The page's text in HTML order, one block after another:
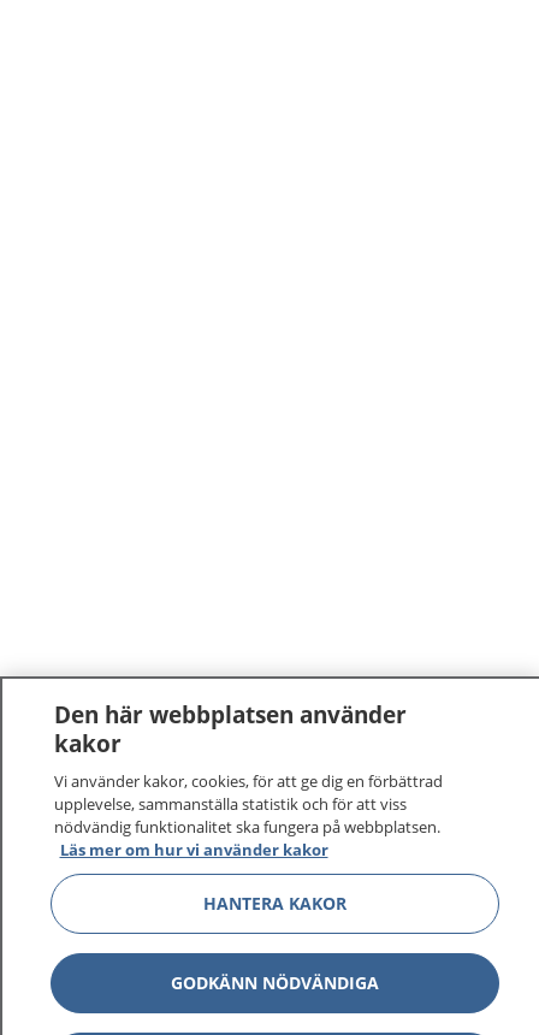
Den här webbplatsen använder
kakor
Vi använder kakor, cookies, för att ge dig en förbättrad
upplevelse, sammanställa statistik och för att viss
nödvändig funktionalitet ska fungera på webbplatsen.
Läs mer om hur vi använder kakor
HANTERA KAKOR
GODKÄNN NÖDVÄNDIGA